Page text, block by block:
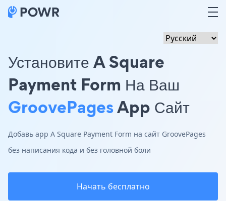
Установите A Square
Payment Form На Ваш
GroovePagesApp Сайт
Добавь app A Square Payment Form на сайт GroovePages
без написания кода и без головной боли
Начать бесплатно